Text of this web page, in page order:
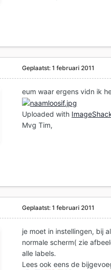
Geplaatst:1 februari 2011
eum waar ergens vidn ik
Uploaded with
Mvg Tim,
Geplaatst:1 februari 2011
je moet in instellingen, bij
normale scherm( zie
alle labels.
Lees ook eens de